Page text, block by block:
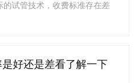
试管技术，收费标准存在差
好还是差看了解一下